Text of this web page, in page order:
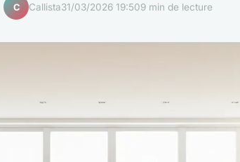
C Callista31/03/2026 19:509 min de lecture